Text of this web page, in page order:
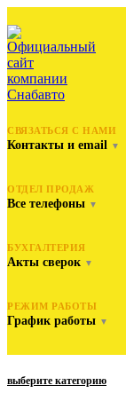
СВЯЗАТЬСЯ С НАМИ
Контакты и email ▼
ОТДЕЛ ПРОДАЖ
Все телефоны ▼
БУХГАЛТЕРИЯ
Акты сверок ▼
РЕЖИМ РАБОТЫ
График работы ▼
выберите категорию